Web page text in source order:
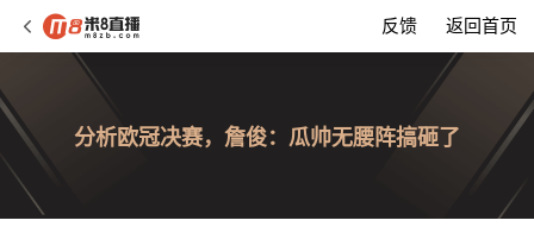
反馈 返回首页
分析欧冠决赛，詹俊：瓜帅无腰阵搞砸了